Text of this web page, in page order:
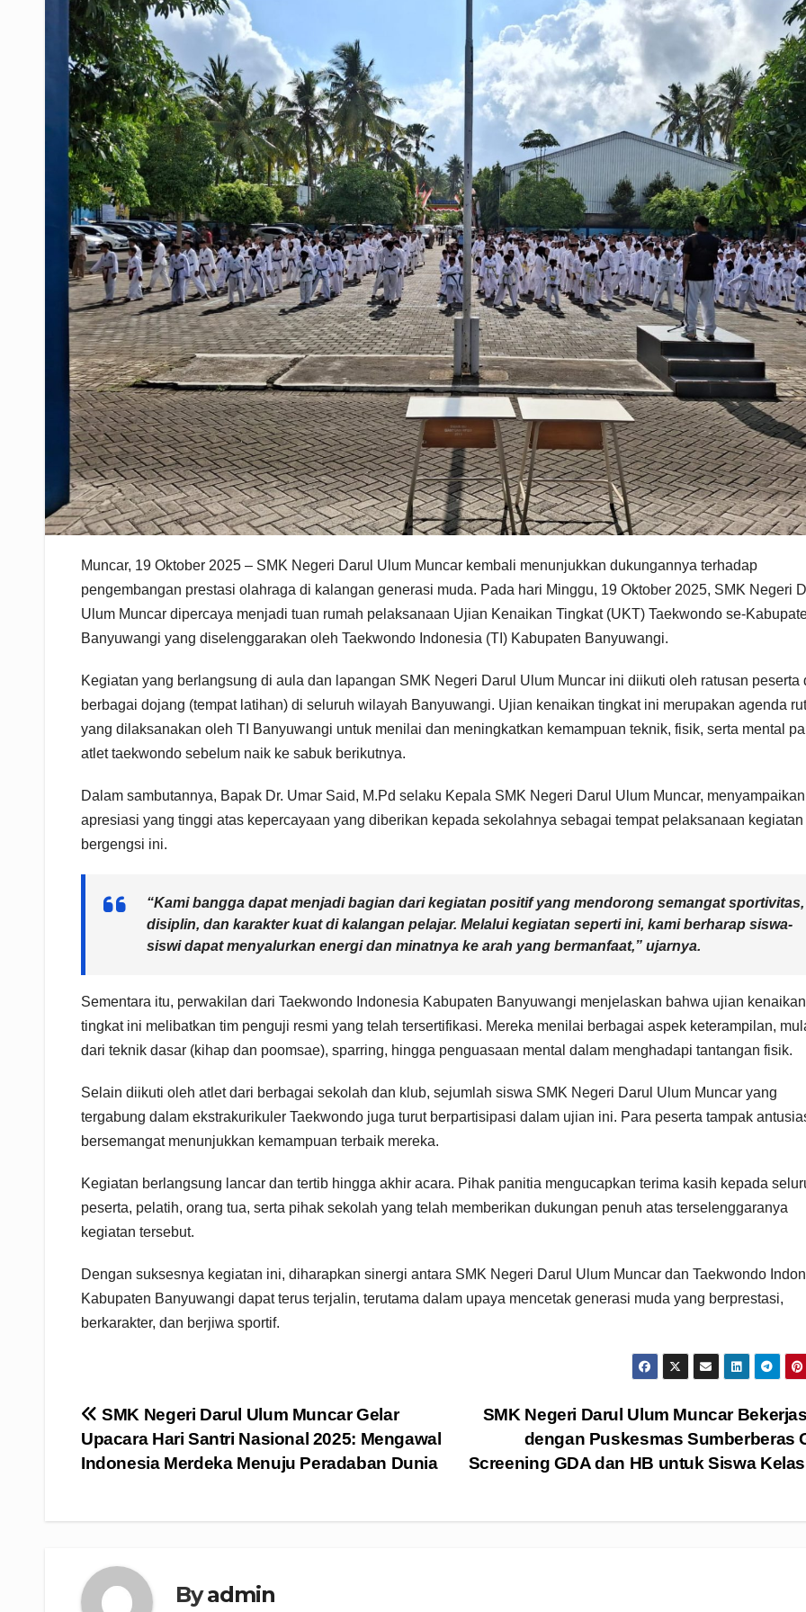
Muncar, 19 Oktober 2025 – SMK Negeri Darul Ulum Muncar kembali menunjukkan dukungannya terhadap
pengembangan prestasi olahraga di kalangan generasi muda. Pada hari Minggu, 19 Oktober 2025, SMK Negeri
Ulum Muncar dipercaya menjadi tuan rumah pelaksanaan Ujian Kenaikan Tingkat (UKT) Taekwondo se-
Banyuwangi yang diselenggarakan oleh Taekwondo Indonesia (TI) Kabupaten Banyuwangi.
Kegiatan yang berlangsung di aula dan lapangan SMK Negeri Darul Ulum Muncar ini diikuti oleh ratusan peserta
berbagai dojang (tempat latihan) di seluruh wilayah Banyuwangi. Ujian kenaikan tingkat ini merupakan agenda
yang dilaksanakan oleh TI Banyuwangi untuk menilai dan meningkatkan kemampuan teknik, fisik, serta mental
atlet taekwondo sebelum naik ke sabuk berikutnya.
Dalam sambutannya, Bapak Dr. Umar Said, M.Pd selaku Kepala SMK Negeri Darul Ulum Muncar, menyampaikan
apresiasi yang tinggi atas kepercayaan yang diberikan kepada sekolahnya sebagai tempat pelaksanaan kegiatan
bergengsi ini.
“Kami bangga dapat menjadi bagian dari kegiatan positif yang mendorong semangat sportivitas,
disiplin, dan karakter kuat di kalangan pelajar. Melalui kegiatan seperti ini, kami berharap siswa-
siswi dapat menyalurkan energi dan minatnya ke arah yang bermanfaat,” ujarnya.
Sementara itu, perwakilan dari Taekwondo Indonesia Kabupaten Banyuwangi menjelaskan bahwa ujian kenaikan
tingkat ini melibatkan tim penguji resmi yang telah tersertifikasi. Mereka menilai berbagai aspek keterampilan,
dari teknik dasar (kihap dan poomsae), sparring, hingga penguasaan mental dalam menghadapi tantangan fisik.
Selain diikuti oleh atlet dari berbagai sekolah dan klub, sejumlah siswa SMK Negeri Darul Ulum Muncar yang
tergabung dalam ekstrakurikuler Taekwondo juga turut berpartisipasi dalam ujian ini. Para peserta tampak
bersemangat menunjukkan kemampuan terbaik mereka.
Kegiatan berlangsung lancar dan tertib hingga akhir acara. Pihak panitia mengucapkan terima kasih kepada
peserta, pelatih, orang tua, serta pihak sekolah yang telah memberikan dukungan penuh atas terselenggaranya
kegiatan tersebut.
Dengan suksesnya kegiatan ini, diharapkan sinergi antara SMK Negeri Darul Ulum Muncar dan Taekwondo
Kabupaten Banyuwangi dapat terus terjalin, terutama dalam upaya mencetak generasi muda yang berprestasi,
berkarakter, dan berjiwa sportif.
Navigasi
pos
SMK Negeri Darul Ulum Muncar
dengan Puskesmas Sumberberas
Screening GDA dan HB untuk Siswa
SMK Negeri Darul Ulum Muncar Gelar
Upacara Hari Santri Nasional 2025: Mengawal
Indonesia Merdeka Menuju Peradaban Dunia
Byadmin